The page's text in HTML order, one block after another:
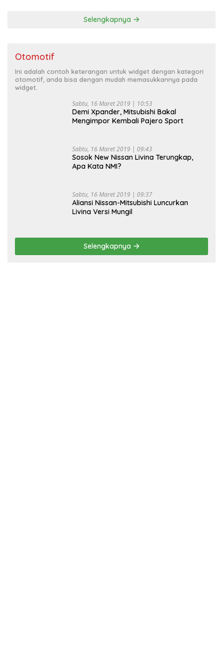
Selengkapnya
Otomotif
Ini adalah contoh keterangan untuk widget dengan kategori
otomotif, anda bisa dengan mudah memasukkannya pada
widget.
Sabtu, 16 Maret 2019 | 10:53
Demi Xpander, Mitsubishi Bakal
Mengimpor Kembali Pajero Sport
Sabtu, 16 Maret 2019 | 09:43
Sosok New Nissan Livina Terungkap,
Apa Kata NMI?
Sabtu, 16 Maret 2019 | 09:37
Aliansi Nissan-Mitsubishi Luncurkan
Livina Versi Mungil
Selengkapnya